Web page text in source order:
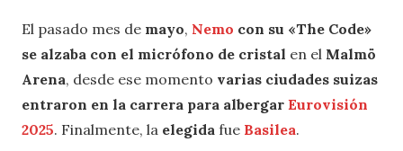
El pasado mes de mayo, Nemo con su «The Code»
se alzaba con el micrófono de cristal en el Malmö
Arena, desde ese momento varias ciudades suizas
entraron en la carrera para albergar Eurovisión
2025. Finalmente, la elegida fue Basilea.